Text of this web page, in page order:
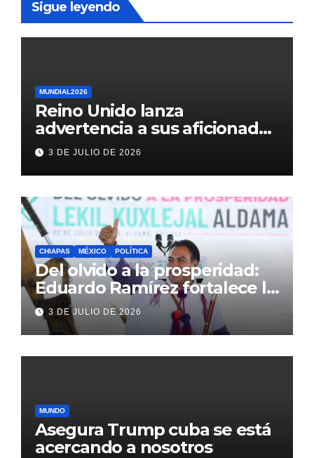
Sigue leyendo
MUNDIAL2026
Reino Unido lanza
advertencia a sus aficionados
antes del México vs
Inglaterra en el Mundial 2026
3 DE JULIO DE 2026
CHIAPAS MÉXICO POLÍTICA
Del olvido a la prosperidad:
Eduardo Ramírez fortalece la
transformación de Aldama
con inversión histórica
3 DE JULIO DE 2026
MUNDO
Asegura Trump cuba se está
acercando a nosotros